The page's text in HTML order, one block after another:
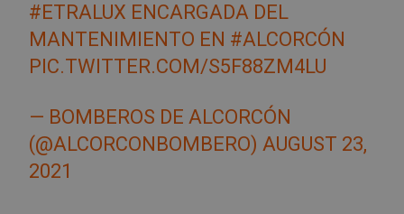
#ETRALUX ENCARGADA DEL
MANTENIMIENTO EN #ALCORCÓN
PIC.TWITTER.COM/S5F88ZM4LU
— BOMBEROS DE ALCORCÓN
(@ALCORCONBOMBERO)AUGUST 23,
2021